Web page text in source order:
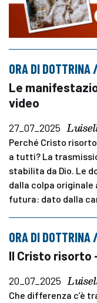
ORA DI DOTTRINA
Le
video
27_07_2025
Perché Cristo
a tutti? La
stabilita da Dio. Le
dalla colpa originale
futura: dato dalla
ORA DI DOTTRINA
Il Cristo risorto
20_07_2025
Che differenza c’è